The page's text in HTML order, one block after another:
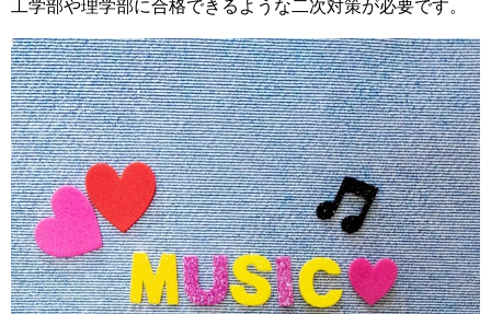
工学部や理学部に合格できるような二次対策が必要です。